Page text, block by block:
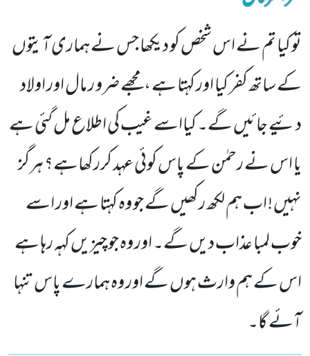
تو کیا تم نے اس شخص کو دیکھا جس نے ہماری آیتوں
کے ساتھ کفر کیا اور کہتا ہے ،مجھے ضرو ر مال اور اولاد
دئیے جائیں گے۔ کیااسے غیب کی اطلاع مل گئی ہے
یا اس نے رحمٰن کے پاس کوئی عہد کررکھاہے؟ ہرگز
نہیں ! اب ہم لکھ رکھیں گے جو وہ کہتا ہے اور اسے
خوب لمبا عذاب دیں گے۔ اور وہ جو چیزیں کہہ رہا ہے
اس کے ہم وارث ہوں گے اور وہ ہمارے پاس تنہا
آئے گا۔